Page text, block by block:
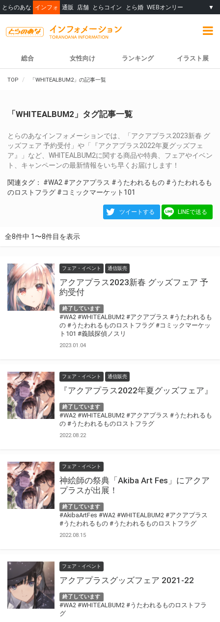
とらのあな インフォ 通販 店舗 とらコイン とら婚 WEBオンリー ▼
総合 女性向け ランキング イラスト展
TOP 「WHITEALBUM2」の記事一覧
「WHITEALBUM2」タグ記事一覧
とらのあなインフォメーションでは、「アクアプラス2023新春 グ
ッズフェア 予約受付」や「『アクアプラス2022年夏グッズフェ
ア』」など、WHITEALBUM2に関する商品や特典、フェアやイベン
ト、キャンペーンの最新情報をいち早くお届けします！
関連タグ： #WA2 #アクアプラス #うたわれるもの #うたわれるも
のロストフラグ #コミックマーケット101
ツイートする LINEで送る
全8件中 1〜8件目を表示
フェア・イベント 通信販売
アクアプラス2023新春 グッズフェア 予
約受付
終了しています
#WA2 #WHITEALBUM2 #アクアプラス #うたわれるも
の #うたわれるものロストフラグ #コミックマーケッ
ト101 #義賊探偵ノスリ
2023.01.04
フェア・イベント 通信販売
『アクアプラス2022年夏グッズフェア』
終了しています
#WA2 #WHITEALBUM2 #アクアプラス #うたわれるも
の #うたわれるものロストフラグ
2022.08.22
フェア・イベント
神絵師の祭典「Akiba Art Fes」にアクア
プラスが出展！
終了しています
#AkibaArtFes #WA2 #WHITEALBUM2 #アクアプラス
#うたわれるもの #うたわれるものロストフラグ
2022.08.15
フェア・イベント
アクアプラスグッズフェア 2021-22
終了しています
#WA2 #WHITEALBUM2 #うたわれるものロストフラ
グ